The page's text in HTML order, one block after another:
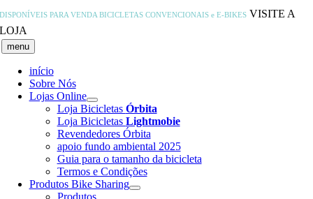
Skip
content
DISPONÍVEIS PARA VENDABICICLETAS CONVENCIONAIS e E-BIKES VISITE A
LOJA
menu
início
Sobre Nós
Lojas Online
Loja Bicicletas Órbita
Loja Bicicletas Lightmobie
Revendedores Órbita
apoio fundo ambiental 2025
Guia para o tamanho da bicicleta
Termos e Condições
Produtos Bike Sharing
Produtos